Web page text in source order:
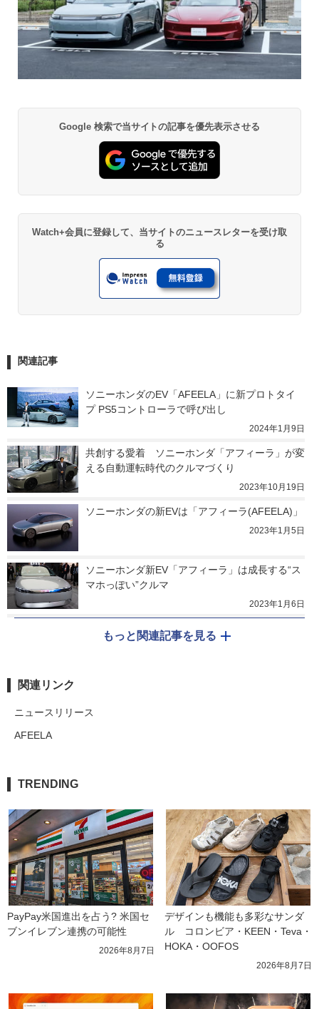
Google 検索で当サイトの記事を優先表示させる
Watch+会員に登録して、当サイトのニュースレターを受け取
る
関連記事
ソニーホンダのEV「AFEELA」に新プロトタイ
プ PS5コントローラで呼び出し
2024年1月9日
共創する愛着　ソニーホンダ「アフィーラ」が変
える自動運転時代のクルマづくり
2023年10月19日
ソニーホンダの新EVは「アフィーラ(AFEELA)」
2023年1月5日
ソニーホンダ新EV「アフィーラ」は成長する“ス
マホっぽい”クルマ
2023年1月6日
もっと関連記事を見る
関連リンク
ニュースリリース
AFEELA
TRENDING
PayPay米国進出を占う? 米国セ
ブンイレブン連携の可能性
2026年8月7日
デザインも機能も多彩なサンダ
ル　コロンビア・KEEN・Teva・
HOKA・OOFOS
2026年8月7日